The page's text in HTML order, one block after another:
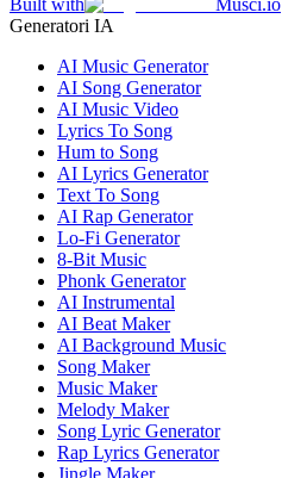
Built with
Musci.io
Generatori IA
AI Music Generator
AI Song Generator
AI Music Video
Lyrics To Song
Hum to Song
AI Lyrics Generator
Text To Song
AI Rap Generator
Lo-Fi Generator
8-Bit Music
Phonk Generator
AI Instrumental
AI Beat Maker
AI Background Music
Song Maker
Music Maker
Melody Maker
Song Lyric Generator
Rap Lyrics Generator